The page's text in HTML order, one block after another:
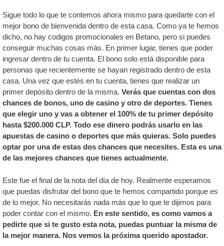
Sigue todo lo que te contemos ahora mismo para quedarte con el
mejor bono de bienvenida dentro de esta casa. Como ya te hemos
dicho, no hay codigos promocionales en Betano, pero si puedes
conseguir muchas cosas más. En primer lugar, tienes que poder
ingresar dentro de tu cuenta. El bono solo está disponible para
personas que recientemente se hayan registrado dentro de esta
casa. Una vez que estés en tu cuenta, tienes que realizar un
primer depósito dentro de la misma. Verás que cuentas con dos
chances de bonos, uno de casino y otro de deportes. Tienes
que elegir uno y vas a obtener el 100% de tu primer depósito
hasta $200.000 CLP. Todo ese dinero podrás usarlo en las
apuestas de casino o deportes que más quieras. Solo puedes
optar por una de estas dos chances que necesites. Esta es una
de las mejores chances que tienes actualmente.
Este fue el final de la nota del día de hoy. Realmente esperamos
que puedas disfrutar del bono que te hemos compartido porque es
de lo mejor. No necesitarás nada más que lo que te dijimos para
poder contar con el mismo. En este sentido, es como vamos a
pedirte que si te gusto esta nota, puedas puntuar la misma de
la mejor manera. Nos vemos la próxima querido apostador.